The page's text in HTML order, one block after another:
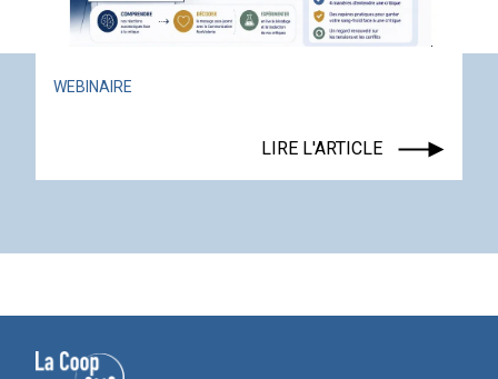
WEBINAIRE
LIRE L'ARTICLE